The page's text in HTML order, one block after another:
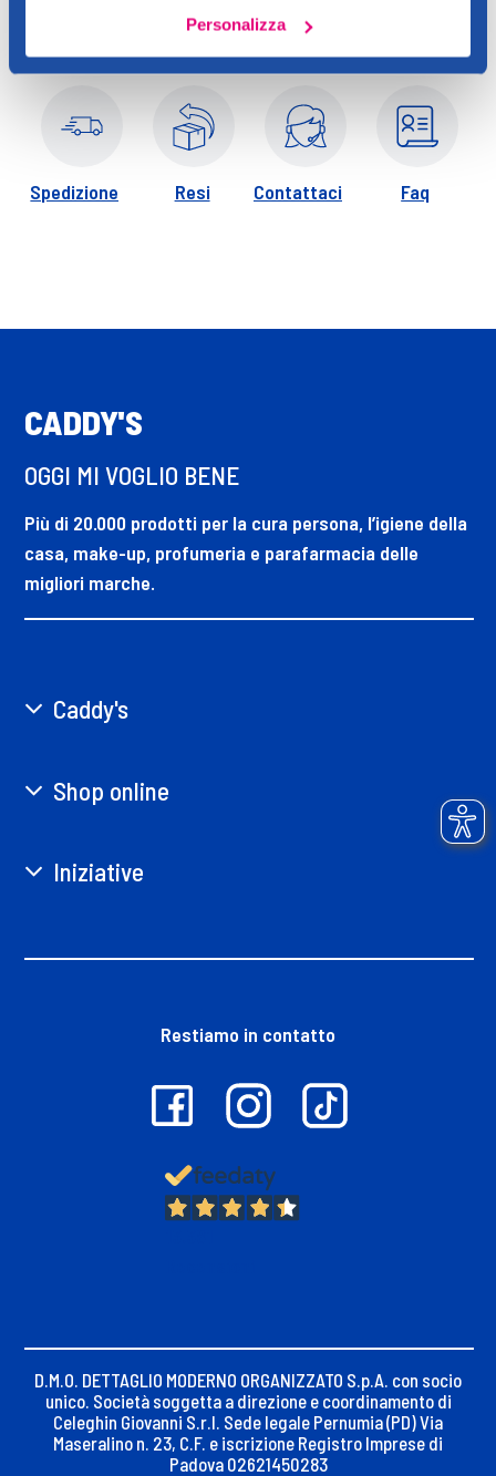
Personalizza
Spedizione Resi Contattaci Faq
CADDY'S
OGGI MI VOGLIO BENE
Più di 20.000 prodotti per la cura persona, l’igiene della
casa, make-up, profumeria e parafarmacia delle
migliori marche.
Caddy's
Shop online
Iniziative
Restiamo in contatto
D.M.O. DETTAGLIO MODERNO ORGANIZZATO S.p.A. con socio
unico. Società soggetta a direzione e coordinamento di
Celeghin Giovanni S.r.l. Sede legale Pernumia (PD) Via
Maseralino n. 23, C.F. e iscrizione Registro Imprese di
Padova 02621450283